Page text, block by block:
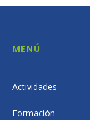
MENÚ
Actividades
Formación